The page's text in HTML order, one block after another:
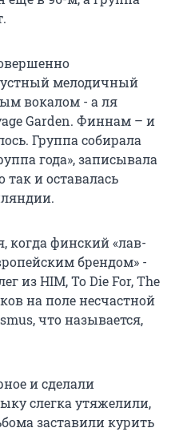
мелодичный
вокалом - а ля
Garden. Финнам – и
Группа собирала
года», записывала
так и оставалась
когда финский «лав-
брендом» -
из HIM, To Die For, The
на поле несчастной
что называется,
и сделали
слегка утяжелили,
заставили курить